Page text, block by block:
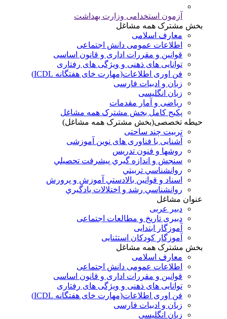
آزمون استخدامی وزارت بهداشت
بخش مشترک همه مشاغل
معارف اسلامی
اطلاعات عمومی دانش اجتماعی
قوانین و مقررات اداری و قانون اساسی
توانایی های ذهنی و ویژگی های رفتاری
فن اوری اطلاعات(مهارت خای هفتگانه ICDL)
زبان و ادبیات فارسی
زبان انگلیسی
ریاضی و آمار مقدمات
پکیج کامل بخش مشترک همه مشاغل
حیطه تخصصی(بخش مشترک همه مشاغل)
تربیت چند ساحتی
آشنایی با فناوری های نوین آموزشی
روشها و فنون تدريس
سنجش و اندازه گيري پيشرفت تحصيلي
روانشناسي تربيتي
اسناد و قوانين بالادستي آموزش و پرورش
روانشناسي رشد و اختلالات يادگيري
عنوان مشاغل
دبير عربی
دبیری تاریخ و مطالعات اجتماعی
آموزگار ابتدایی
آموزگار کودکان استثنایی
بخش مشترک همه مشاغل
معارف اسلامی
اطلاعات عمومی دانش اجتماعی
قوانین و مقررات اداری و قانون اساسی
توانایی های ذهنی و ویژگی های رفتاری
فن اوری اطلاعات(مهارت خای هفتگانه ICDL)
زبان و ادبیات فارسی
زبان انگلیسی